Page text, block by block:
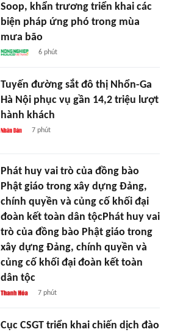
Soop, khẩn trương triển khai các
biện pháp ứng phó trong mùa
mưa bão
6 phút
Tuyến đường sắt đô thị Nhổn-Ga
Hà Nội phục vụ gần 14,2 triệu lượt
hành khách
7 phút
Phát huy vai trò của đồng bào
Phật giáo trong xây dựng Đảng,
chính quyền và củng cố khối đại
đoàn kết toàn dân tộcPhát huy vai
trò của đồng bào Phật giáo trong
xây dựng Đảng, chính quyền và
củng cố khối đại đoàn kết toàn
dân tộc
7 phút
Cục CSGT triển khai chiến dịch đào